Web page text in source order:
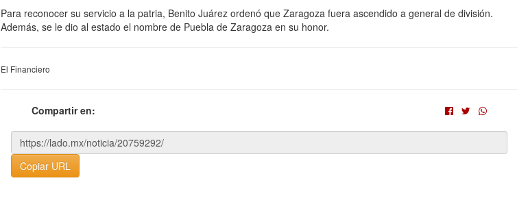
Para reconocer su servicio a la patria, Benito Juárez ordenó que Zaragoza fuera ascendido a general de división.
Además, se le dio al estado el nombre de Puebla de Zaragoza en su honor.
El Financiero
Compartir en:
Copiar URL